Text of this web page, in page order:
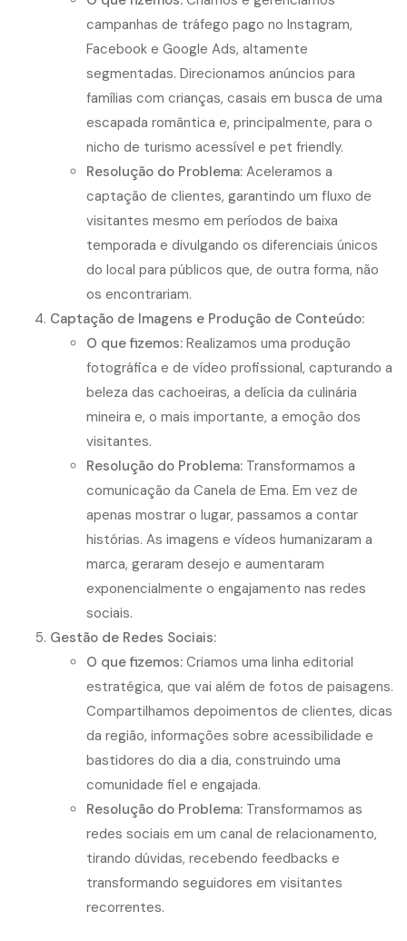
campanhas de tráfego pago no Instagram,
Facebook e Google Ads, altamente
segmentadas. Direcionamos anúncios para
famílias com crianças, casais em busca de uma
escapada romântica e, principalmente, para o
nicho de turismo acessível e pet friendly.
Resolução do Problema: Aceleramos a
captação de clientes, garantindo um fluxo de
visitantes mesmo em períodos de baixa
temporada e divulgando os diferenciais únicos
do local para públicos que, de outra forma, não
os encontrariam.
Captação de Imagens e Produção de Conteúdo:
O que fizemos: Realizamos uma produção
fotográfica e de vídeo profissional, capturando a
beleza das cachoeiras, a delícia da culinária
mineira e, o mais importante, a emoção dos
visitantes.
Resolução do Problema: Transformamos a
comunicação da Canela de Ema. Em vez de
apenas mostrar o lugar, passamos a contar
histórias. As imagens e vídeos humanizaram a
marca, geraram desejo e aumentaram
exponencialmente o engajamento nas redes
sociais.
Gestão de Redes Sociais:
O que fizemos: Criamos uma linha editorial
estratégica, que vai além de fotos de paisagens.
Compartilhamos depoimentos de clientes, dicas
da região, informações sobre acessibilidade e
bastidores do dia a dia, construindo uma
comunidade fiel e engajada.
Resolução do Problema: Transformamos as
redes sociais em um canal de relacionamento,
tirando dúvidas, recebendo feedbacks e
transformando seguidores em visitantes
recorrentes.